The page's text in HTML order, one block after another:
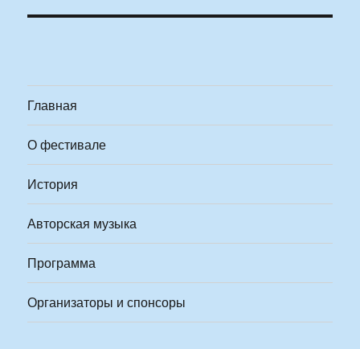
Главная
О фестивале
История
Авторская музыка
Программа
Организаторы и спонсоры